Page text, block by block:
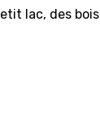
lac, des bois